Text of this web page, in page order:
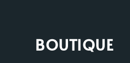
BOUTIQUE